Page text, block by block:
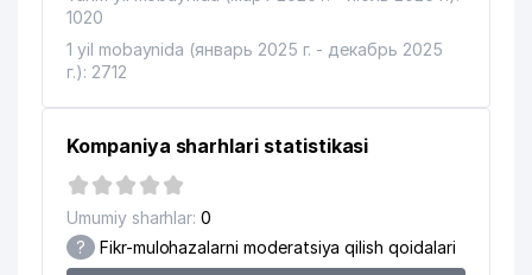
1020
1 yil mobaynida (январь 2025 г. - декабрь 2025
г.): 2712
Kompaniya sharhlari statistikasi
Umumiy sharhlar: 0
? Fikr-mulohazalarni moderatsiya qilish qoidalari